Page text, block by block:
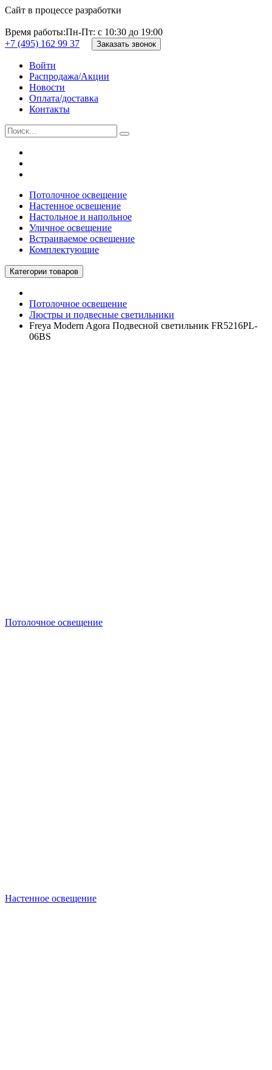
Сайт в процессе разработки
Время работы:Пн-Пт: с 10:30 до 19:00
+7 (495) 162 99 37
Заказать звонок
Войти
Распродажа/Акции
Новости
Оплата/доставка
Контакты
Потолочное освещение
Настенное освещение
Настольное и напольное
Уличное освещение
Встраиваемое освещение
Комплектующие
Категории товаров
Потолочное освещение
Люстры и подвесные светильники
Freya Modern Agora Подвесной светильник FR5216PL-
06BS
Потолочное освещение
Настенное освещение